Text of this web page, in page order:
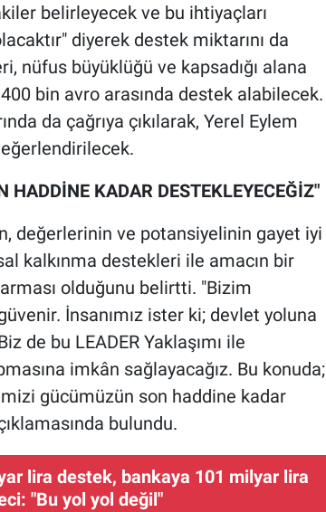
belirleyecek ve bu ihtiyaçları
diyerek destek miktarını da
nüfus büyüklüğü ve kapsadığı alana
bin avro arasında destek alabilecek.
da çağrıya çıkılarak, Yerel Eylem
KADAR DESTEKLEYECEĞİZ"
değerlerinin ve potansiyelinin gayet iyi
kalkınma destekleri ile amacın bir
olduğunu belirtti. "Bizim
İnsanımız ister ki; devlet yoluna
de bu LEADER Yaklaşımı ile
imkân sağlayacağız. Bu konuda;
gücümüzün son haddine kadar
bulundu.
lira destek, bankaya 101 milyar lira
"Bu yol yol değil"